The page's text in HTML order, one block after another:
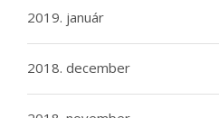
2019. január
2018. december